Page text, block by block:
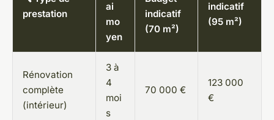
prestation
ai
mo
yen
indicatif
(70 m²)
indicatif
(95 m²)
Rénovation
complète
(intérieur)
3 à
4
moi
s
70 000 €
123 000
€